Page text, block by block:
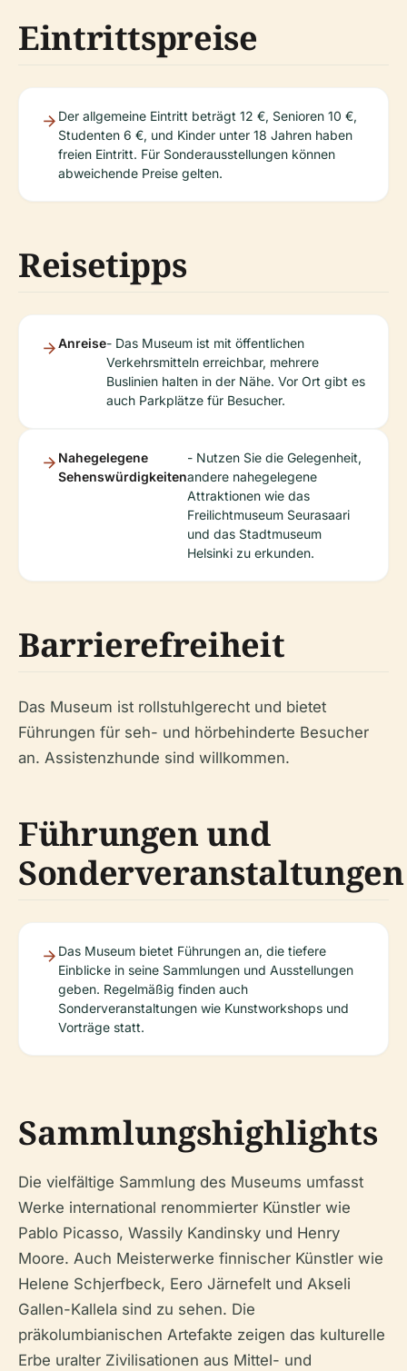
Eintrittspreise
Der allgemeine Eintritt beträgt 12 €, Senioren 10 €,
Studenten 6 €, und Kinder unter 18 Jahren haben
freien Eintritt. Für Sonderausstellungen können
abweichende Preise gelten.
Reisetipps
Anreise- Das Museum ist mit öffentlichen
Verkehrsmitteln erreichbar, mehrere
Buslinien halten in der Nähe. Vor Ort gibt es
auch Parkplätze für Besucher.
Nahegelegene
Sehenswürdigkeiten
- Nutzen Sie die Gelegenheit,
andere nahegelegene
Attraktionen wie das
Freilichtmuseum Seurasaari
und das Stadtmuseum
Helsinki zu erkunden.
Barrierefreiheit
Das Museum ist rollstuhlgerecht und bietet
Führungen für seh- und hörbehinderte Besucher
an. Assistenzhunde sind willkommen.
Führungen und
Sonderveranstaltungen
Das Museum bietet Führungen an, die tiefere
Einblicke in seine Sammlungen und Ausstellungen
geben. Regelmäßig finden auch
Sonderveranstaltungen wie Kunstworkshops und
Vorträge statt.
Sammlungshighlights
Die vielfältige Sammlung des Museums umfasst
Werke international renommierter Künstler wie
Pablo Picasso, Wassily Kandinsky und Henry
Moore. Auch Meisterwerke finnischer Künstler wie
Helene Schjerfbeck, Eero Järnefelt und Akseli
Gallen-Kallela sind zu sehen. Die
präkolumbianischen Artefakte zeigen das kulturelle
Erbe uralter Zivilisationen aus Mittel- und